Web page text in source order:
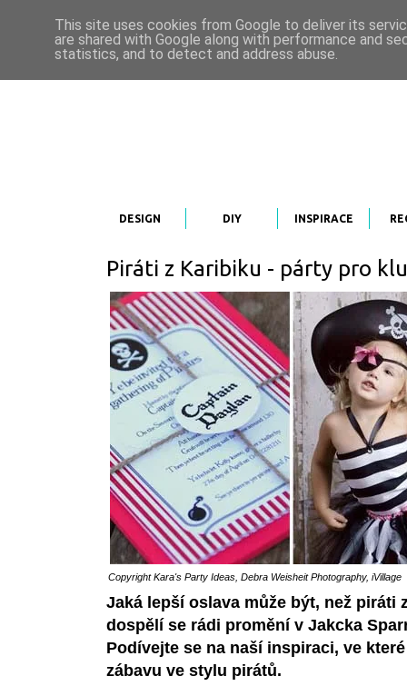
DESIGN DIY INSPIRACE
Piráti z Karibiku - párty pro
CopyrightKara's Party Ideas Debra Weisheit Photography, iVillage
Jaká lepší oslava může být, než piráti
dospělí se rádi promění v Jakcka
Podívejte se na naší inspiraci, ve
zábavu ve stylu pirátů.
This site uses cookies from Google to deliver its
are shared with Google along with performance and
statistics, and to detect and address abuse.